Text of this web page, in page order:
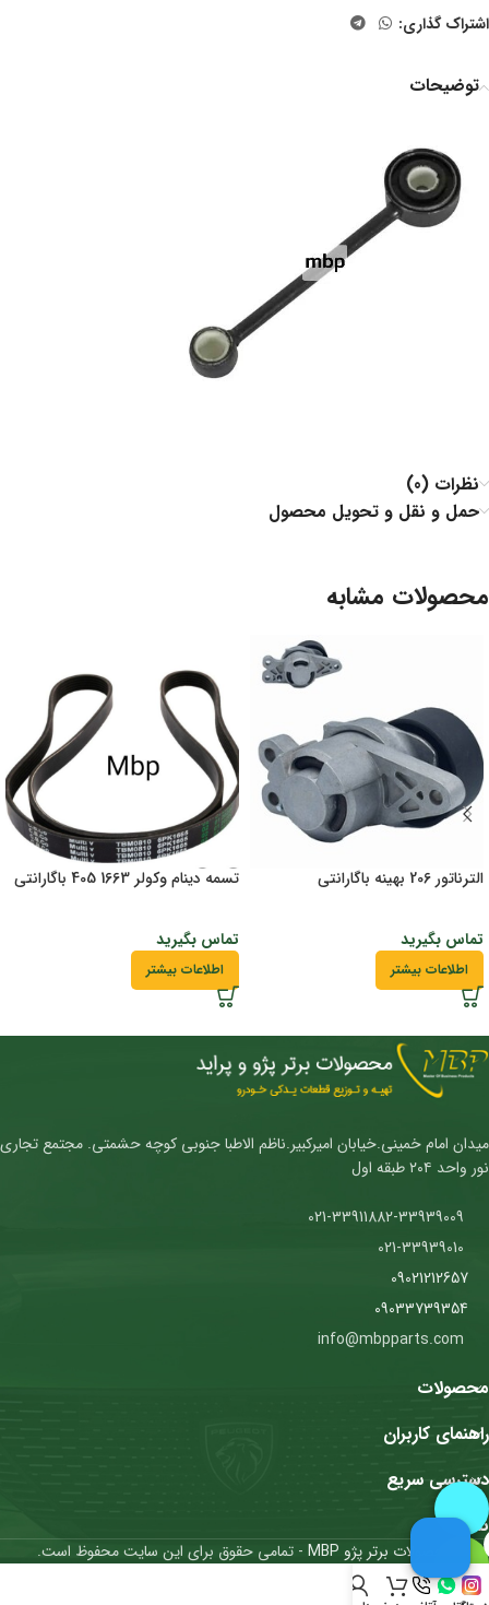
اشتراک گذاری:
توضیحات
نظرات (0)
حمل و نقل و تحویل محصول
محصولات مشابه
الترناتور 206 بهینه باگارانتی
تماس بگیرید
اطلاعات بیشتر
تسمه دینام وکولر 1663 405 باگارانتی
تماس بگیرید
اطلاعات بیشتر
میدان امام خمینی.خیابان امیرکبیر.ناظم الاطبا جنوبی کوچه حشمتی. مجتمع تجاری
نور واحد ۲۰۴ طبقه اول
09021212657
09033739354
محصولات
راهنمای کاربران
دسترسی سریع
نمادها
محصولات برتر پژو MBP - تمامی حقوق برای این سایت محفوظ است.